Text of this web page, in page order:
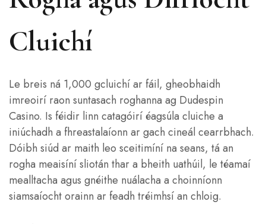
Cluichí
Le breis ná 1,000 gcluichí ar fáil, gheobhaidh
imreoirí raon suntasach roghanna ag Dudespin
Casino. Is féidir linn catagóirí éagsúla cluiche a
iniúchadh a fhreastalaíonn ar gach cineál cearrbhach.
Dóibh siúd ar maith leo sceitimíní na seans, tá an
rogha meaisíní sliotán thar a bheith uathúil, le téamaí
mealltacha agus gnéithe nuálacha a choinníonn
siamsaíocht orainn ar feadh tréimhsí an chloig.